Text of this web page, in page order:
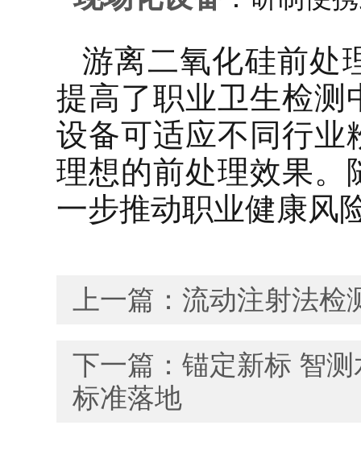
游离二氧化硅前处
提高了职业卫生检测
设备可适应不同行业
理想的前处理效果。
一步推动职业健康风
上一篇： 流动注射法检
下一篇： 锚定新标 智
标准落地